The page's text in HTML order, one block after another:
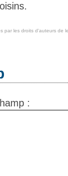
par les droits d'auteurs de
: